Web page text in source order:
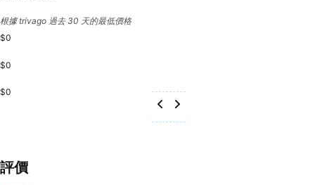
根據 trivago 過去 30 天的最低價格
$0
$0
$0
評價